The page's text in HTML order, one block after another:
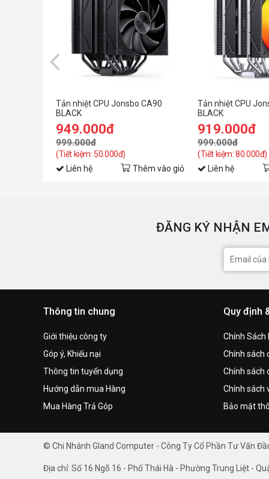
Tản nhiệt CPU Jonsbo CA90
BLACK
949.000đ
999.000đ
(Tiết kiệm: 50.000đ)
Liên hệ Thêm vào giỏ
Tản nhiệt CPU
BLACK
919.000đ
999.000đ
(Tiết kiệm: 80.000đ)
Liên hệ
ĐĂNG KÝ NHẬN
Thông tin chung
Giới thiệu công ty
Góp ý, Khiếu nại
Thông tin tuyển dụng
Hướng dẫn mua Hàng
Mua Hàng Trả Góp
Quy định
Chính Sách
Chính sách
Chính sách
Chính sách
Bảo mật
© Chi Nhánh Gland Computer - Công Ty Cổ Phần Tư Vấn
Địa chỉ: Số 16 Ngõ 16 - Phố Thái Hà - Phường Trung Liệt -